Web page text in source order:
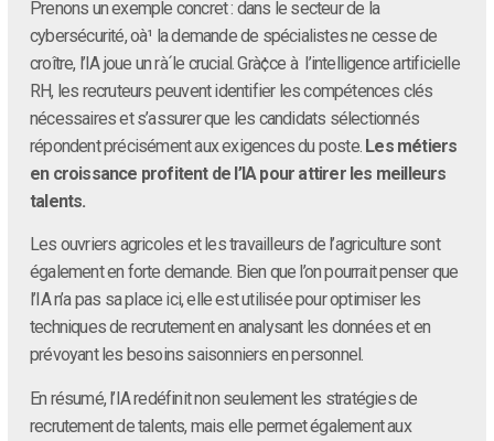
Prenons un exemple concret : dans le secteur de la
cybersécurité, oà¹ la demande de spécialistes ne cesse de
croître, l’IA joue un rà´le crucial. Grà¢ce à l’intelligence artificielle
RH, les recruteurs peuvent identifier les compétences clés
nécessaires et s’assurer que les candidats sélectionnés
répondent précisément aux exigences du poste. Les métiers
en croissance profitent de l’IA pour attirer les meilleurs
talents.
Les ouvriers agricoles et les travailleurs de l’agriculture sont
également en forte demande. Bien que l’on pourrait penser que
l’IA n’a pas sa place ici, elle est utilisée pour optimiser les
techniques de recrutement en analysant les données et en
prévoyant les besoins saisonniers en personnel.
En résumé, l’IA redéfinit non seulement les stratégies de
recrutement de talents, mais elle permet également aux